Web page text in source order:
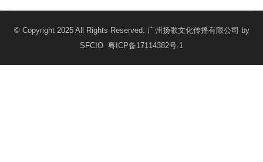
© Copyright 2025 All Rights Reserved. 广州扬歌文化传播有限公司 by
SFCIO 粤ICP备17114382号-1